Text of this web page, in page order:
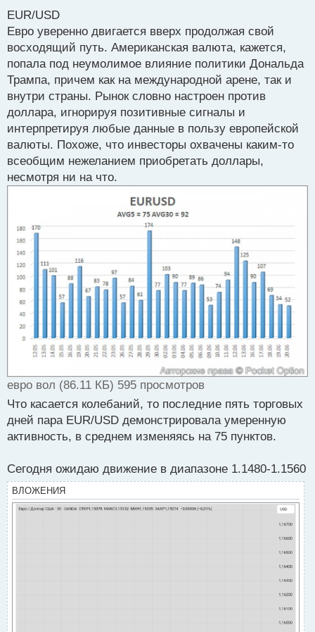
п
р
о
ч
и
т
а
н
н
ы
й
о
с
EUR/USD
Евро уверенно двигается вверх продолжая свой
восходящий путь. Американская валюта, кажется,
попала под неумолимое влияние политики Дональда
Трампа, причем как на международной арене, так и
внутри страны. Рынок словно настроен против
доллара, игнорируя позитивные сигналы и
интерпретируя любые данные в пользу европейской
валюты. Похоже, что инвесторы охвачены каким-то
всеобщим нежеланием приобретать доллары,
несмотря ни на что.
евро вол (86.11 КБ) 595 просмотров
Что касается колебаний, то последние пять торговых
дней пара EUR/USD демонстрировала умеренную
активность, в среднем изменяясь на 75 пунктов.
Сегодня ожидаю движение в диапазоне 1.1480-1.1560
ВЛОЖЕНИЯ